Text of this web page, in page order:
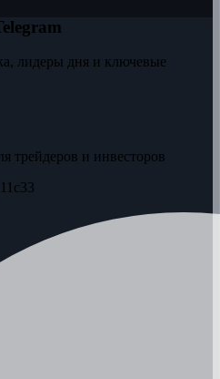
лидеры дня и ключевые
трейдеров и инвесторов